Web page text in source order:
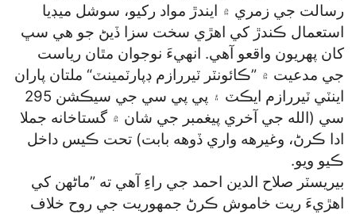
رسالت جي زمري ۾ ايندڙ مواد رکيو، سوشل ميڊيا
استعمال ڪندڙ کي اهڙي سخت سزا ڏيڻ جو هي سڀ
کان پهريون واقعو آهي. انهيءَ نوجوان مٿان رياست
جي مدعيت ۾ ”ڪائونٽر ٽيررازم ڊپارٽمينٽ“ ملتان پاران
اينٽي ٽيررازم ايڪٽ ۽ پي پي سي جي سيڪشن 295
سي (الله جي آخري پيغمبر جي شان ۾ گستاخانه جملا
ادا ڪرڻ، وغيرهه واري ڏوهه بابت) تحت ڪيس داخل
ڪيو ويو.
بيريسٽر صلاح الدين احمد جي راءِ آهي ته ”ماڻهن کي
اهڙيءَ ريت خاموش ڪرڻ جمهوريت جي روح خلاف